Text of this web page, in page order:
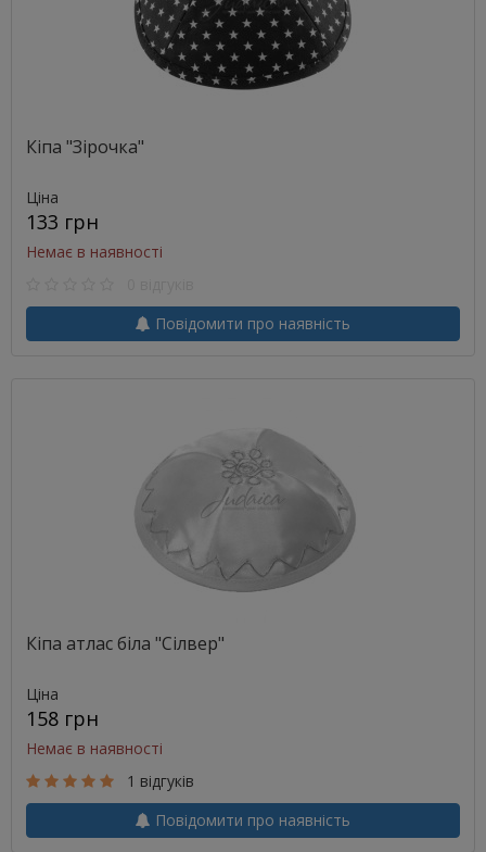
Кіпа "Зірочка"
Ціна
133 грн
Немає в наявності
Повідомити про наявність
Кіпа атлас біла "Сілвер"
Ціна
158 грн
Немає в наявності
1 відгуків
Повідомити про наявність